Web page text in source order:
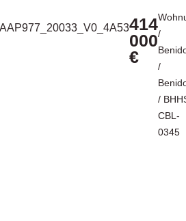
414
000
€
/
/
/
CBL-
0345